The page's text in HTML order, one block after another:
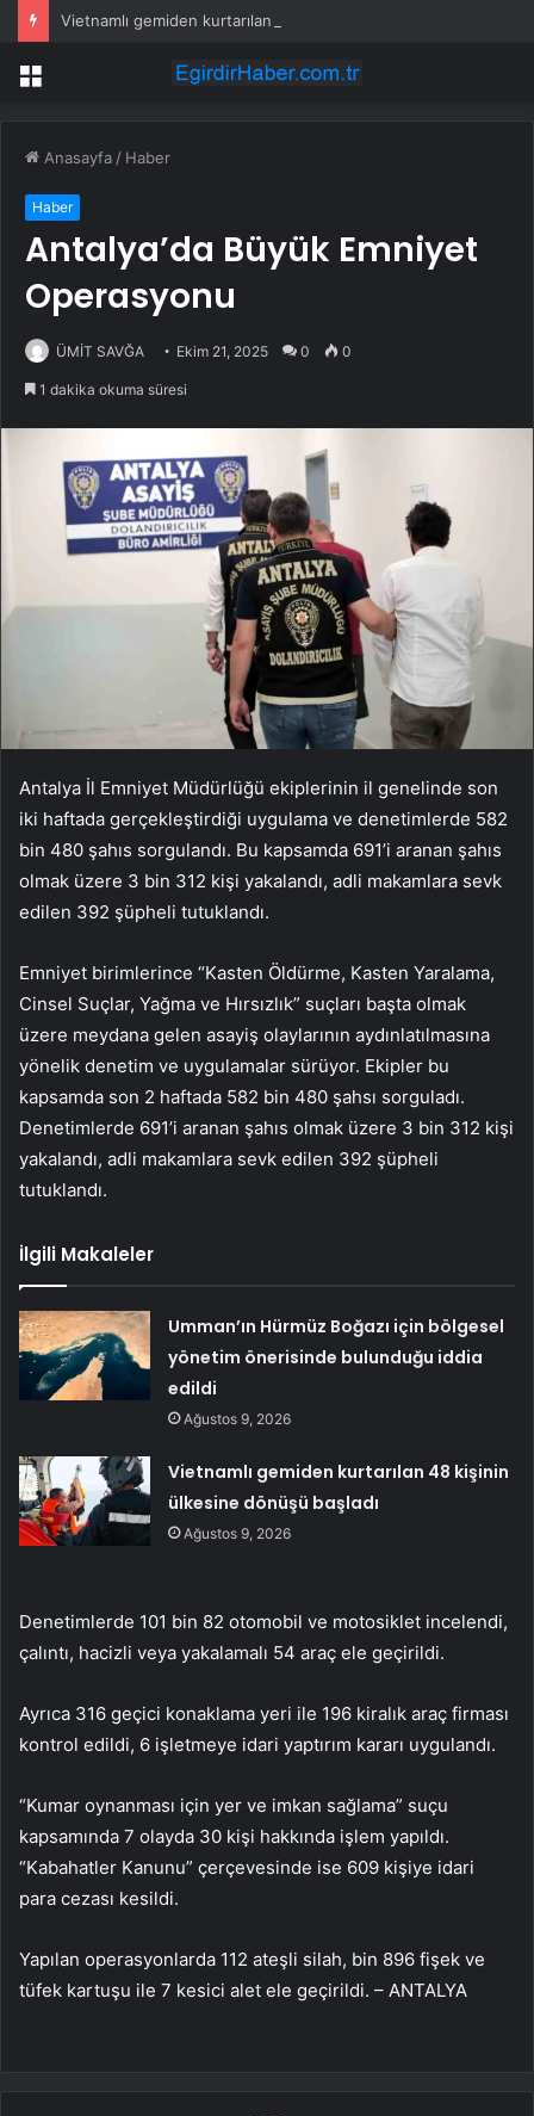
Menü
Anasayfa / Haber
Haber
Antalya’da Büyük Emniyet
Operasyonu
ÜMİT SAVĞA Ekim 21, 2025 0 0
1 dakika okuma süresi
Antalya İl Emniyet Müdürlüğü ekiplerinin il genelinde son
iki haftada gerçekleştirdiği uygulama ve denetimlerde 582
bin 480 şahıs sorgulandı. Bu kapsamda 691’i aranan şahıs
olmak üzere 3 bin 312 kişi yakalandı, adli makamlara sevk
edilen 392 şüpheli tutuklandı.
Emniyet birimlerince “Kasten Öldürme, Kasten Yaralama,
Cinsel Suçlar, Yağma ve Hırsızlık” suçları başta olmak
üzere meydana gelen asayiş olaylarının aydınlatılmasına
yönelik denetim ve uygulamalar sürüyor. Ekipler bu
kapsamda son 2 haftada 582 bin 480 şahsı sorguladı.
Denetimlerde 691’i aranan şahıs olmak üzere 3 bin 312 kişi
yakalandı, adli makamlara sevk edilen 392 şüpheli
tutuklandı.
İlgili Makaleler
Umman’ın Hürmüz Boğazı için bölgesel
yönetim önerisinde bulunduğu iddia
edildi
Ağustos 9, 2026
Vietnamlı gemiden kurtarılan 48 kişinin
ülkesine dönüşü başladı
Ağustos 9, 2026
Denetimlerde 101 bin 82 otomobil ve motosiklet incelendi,
çalıntı, hacizli veya yakalamalı 54 araç ele geçirildi.
Ayrıca 316 geçici konaklama yeri ile 196 kiralık araç firması
kontrol edildi, 6 işletmeye idari yaptırım kararı uygulandı.
“Kumar oynanması için yer ve imkan sağlama” suçu
kapsamında 7 olayda 30 kişi hakkında işlem yapıldı.
“Kabahatler Kanunu” çerçevesinde ise 609 kişiye idari
para cezası kesildi.
Yapılan operasyonlarda 112 ateşli silah, bin 896 fişek ve
tüfek kartuşu ile 7 kesici alet ele geçirildi. – ANTALYA